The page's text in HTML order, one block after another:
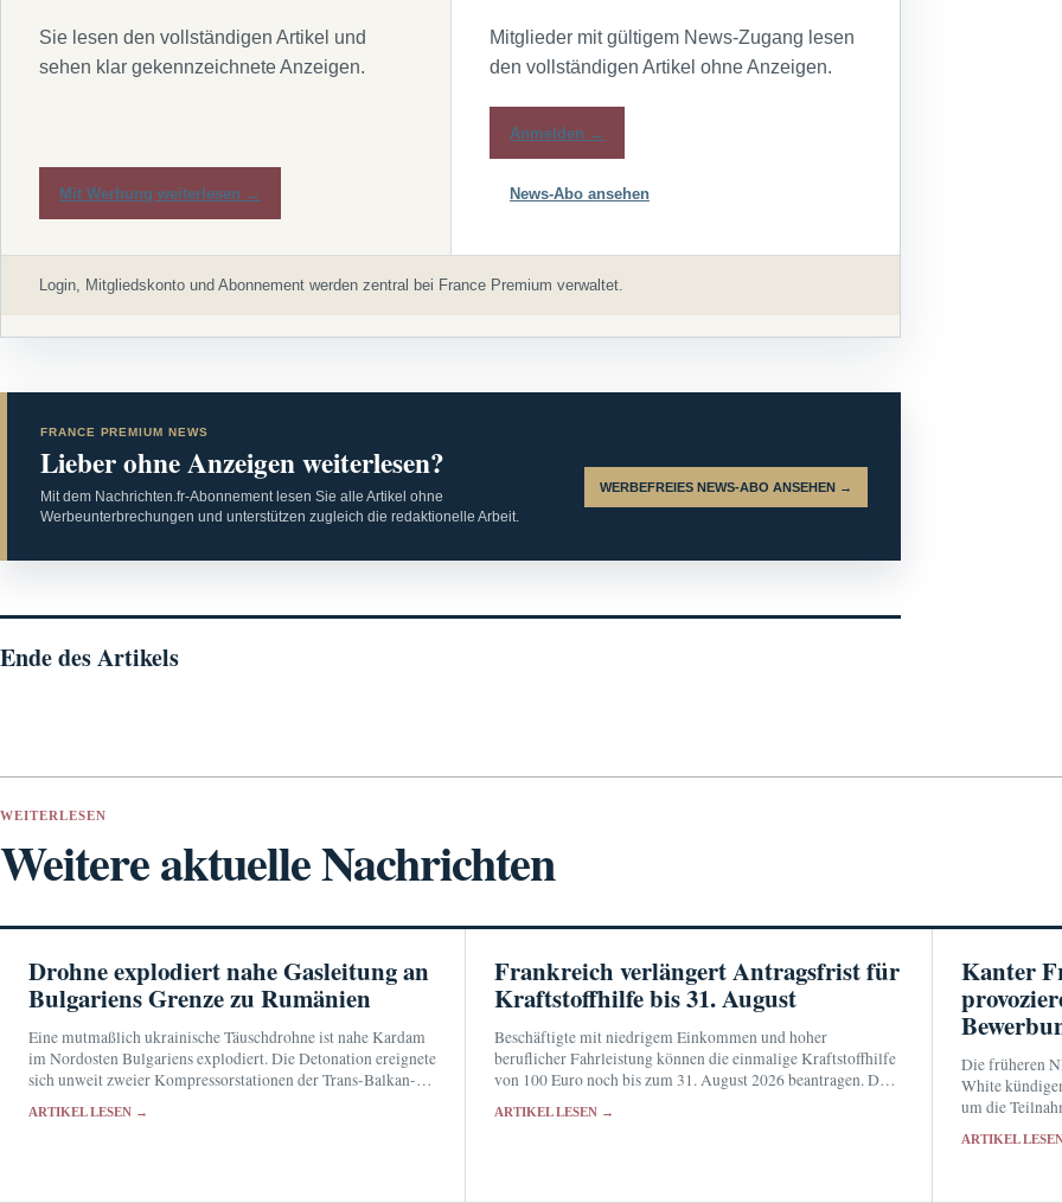
Sie lesen den vollständigen Artikel und
sehen klar gekennzeichnete Anzeigen.
Mit Werbung weiterlesen →
Mitglieder mit gültigem News-Zugang lesen
den vollständigen Artikel ohne Anzeigen.
Anmelden →
News-Abo ansehen
Login, Mitgliedskonto und Abonnement werden zentral bei France Premium verwaltet.
FRANCE PREMIUM NEWS
Lieber ohne Anzeigen weiterlesen?
Mit dem Nachrichten.fr-Abonnement lesen Sie alle Artikel ohne
Werbeunterbrechungen und unterstützen zugleich die redaktionelle Arbeit.
WERBEFREIES NEWS-ABO ANSEHEN →
Ende des Artikels
WEITERLESEN
Weitere aktuelle Nachrichten
Drohne explodiert nahe Gasleitung an
Bulgariens Grenze zu Rumänien
Eine mutmaßlich ukrainische Täuschdrohne ist nahe Kardam
im Nordosten Bulgariens explodiert. Die Detonation ereignete
sich unweit zweier Kompressorstationen der Trans-Balkan-
ARTIKEL LESEN →
Frankreich verlängert Antragsfrist für
Kraftstoffhilfe bis 31. August
Beschäftigte mit niedrigem Einkommen und hoher
beruflicher Fahrleistung können die einmalige Kraftstoffhilfe
von 100 Euro noch bis zum 31. August 2026 beantragen. Der
gestellt.
ARTIKEL LESEN →
Kanter
Die früheren
White
um die
ARTIKEL